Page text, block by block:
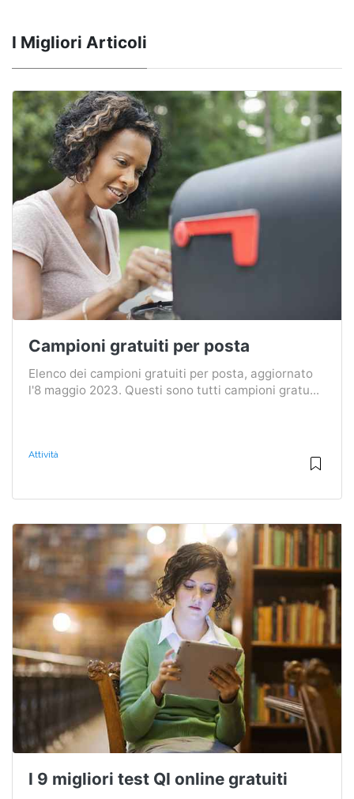
I Migliori Articoli
Campioni gratuiti per posta
Elenco dei campioni gratuiti per posta, aggiornato
l'8 maggio 2023. Questi sono tutti campioni gratu...
Attività
I 9 migliori test QI online gratuiti